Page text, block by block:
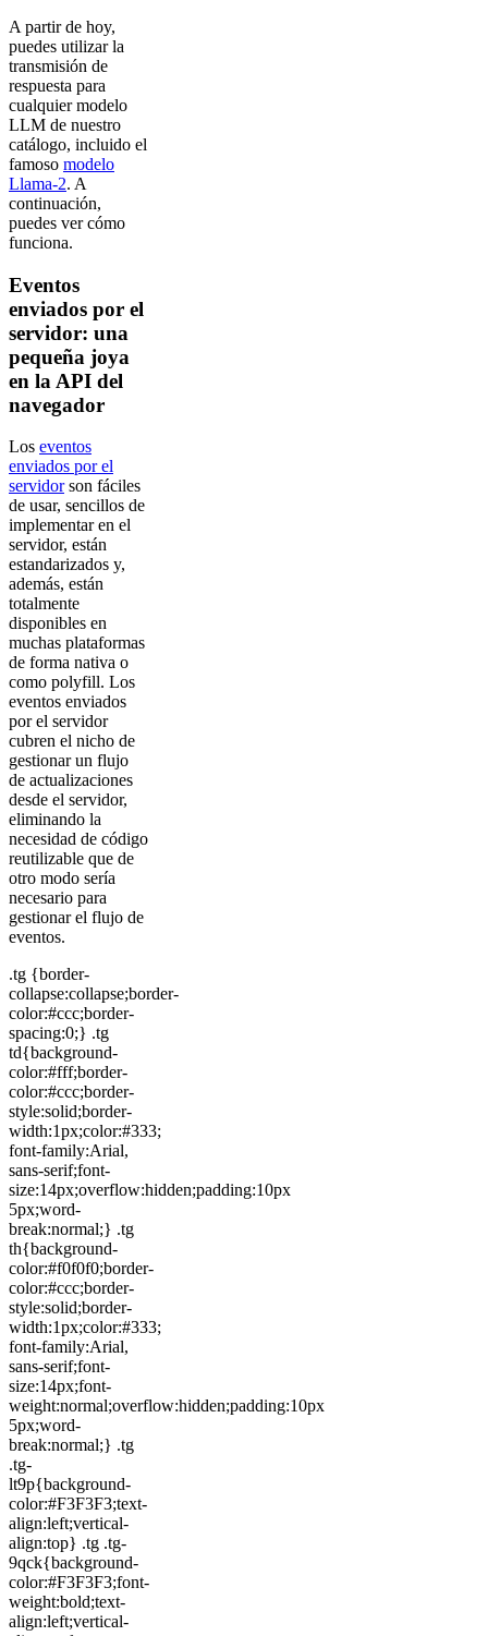
A partir de hoy,
puedes utilizar la
transmisión de
respuesta para
cualquier modelo
LLM de nuestro
catálogo, incluido el
famoso modelo
Llama-2. A
continuación,
puedes ver cómo
funciona.
Eventos
enviados por el
servidor: una
pequeña joya
en la API del
navegador
Los eventos
enviados por el
servidorson fáciles
de usar, sencillos de
implementar en el
servidor, están
estandarizados y,
además, están
totalmente
disponibles en
muchas plataformas
de forma nativa o
como polyfill. Los
eventos enviados
por el servidor
cubren el nicho de
gestionar un flujo
de actualizaciones
desde el servidor,
eliminando la
necesidad de código
reutilizable que de
otro modo sería
necesario para
gestionar el flujo de
eventos.
.tg {border-
collapse:collapse;border-
color:#ccc;border-
spacing:0;} .tg
td{background-
color:#fff;border-
color:#ccc;border-
style:solid;border-
width:1px;color:#333;
font-family:Arial,
sans-serif;font-
size:14px;overflow:hidden;padding:10px
5px;word-
break:normal;} .tg
th{background-
color:#f0f0f0;border-
color:#ccc;border-
style:solid;border-
width:1px;color:#333;
font-family:Arial,
sans-serif;font-
size:14px;font-
weight:normal;overflow:hidden;padding:10px
5px;word-
break:normal;} .tg
.tg-
lt9p{background-
color:#F3F3F3;text-
align:left;vertical-
align:top} .tg .tg-
9qck{background-
color:#F3F3F3;font-
weight:bold;text-
align:left;vertical-